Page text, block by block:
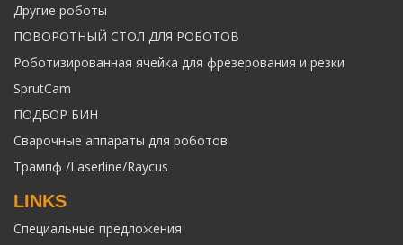
Другие роботы
ПОВОРОТНЫЙ СТОЛ ДЛЯ РОБОТОВ
Роботизированная ячейка для фрезерования и резки
SprutCam
ПОДБОР БИН
Сварочные аппараты для роботов
Трампф /Laserline/Raycus
LINKS
Специальные предложения